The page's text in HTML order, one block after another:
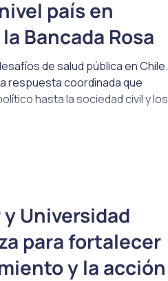
país en
Bancada Rosa
de salud pública en Chile.
respuesta coordinada que
hasta la sociedad civil y los
Universidad
para fortalecer
y la acción